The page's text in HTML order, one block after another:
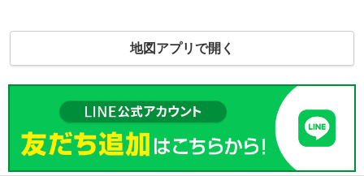
地図アプリで開く